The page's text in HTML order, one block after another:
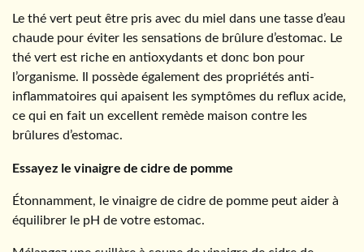
Le thé vert peut être pris avec du miel dans une tasse d’eau
chaude pour éviter les sensations de brûlure d’estomac. Le
thé vert est riche en antioxydants et donc bon pour
l’organisme. Il possède également des propriétés anti-
inflammatoires qui apaisent les symptômes du reflux acide,
ce qui en fait un excellent remède maison contre les
brûlures d’estomac.
Essayez le vinaigre de cidre de pomme
Étonnamment, le vinaigre de cidre de pomme peut aider à
équilibrer le pH de votre estomac.